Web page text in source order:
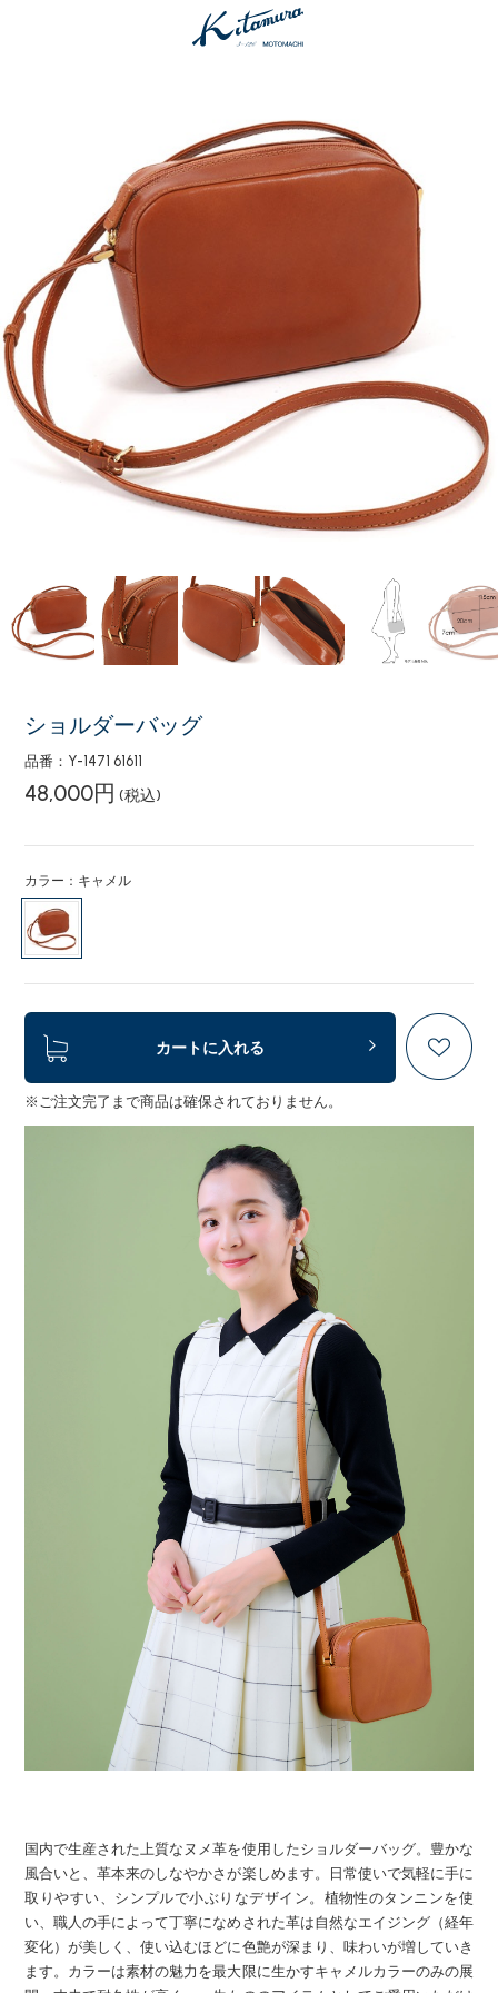
ショルダーバッグ
品番：Y-1471 61611
48,000円 (税込)
カラー：キャメル
カートに入れる
※ご注文完了まで商品は確保されておりません。
国内で生産された上質なヌメ革を使用したショルダーバッグ。豊かな
風合いと、革本来のしなやかさが楽しめます。日常使いで気軽に手に
取りやすい、シンプルで小ぶりなデザイン。植物性のタンニンを使
い、職人の手によって丁寧になめされた革は自然なエイジング（経年
変化）が美しく、使い込むほどに色艶が深まり、味わいが増していき
ます。カラーは素材の魅力を最大限に生かすキャメルカラーのみの展